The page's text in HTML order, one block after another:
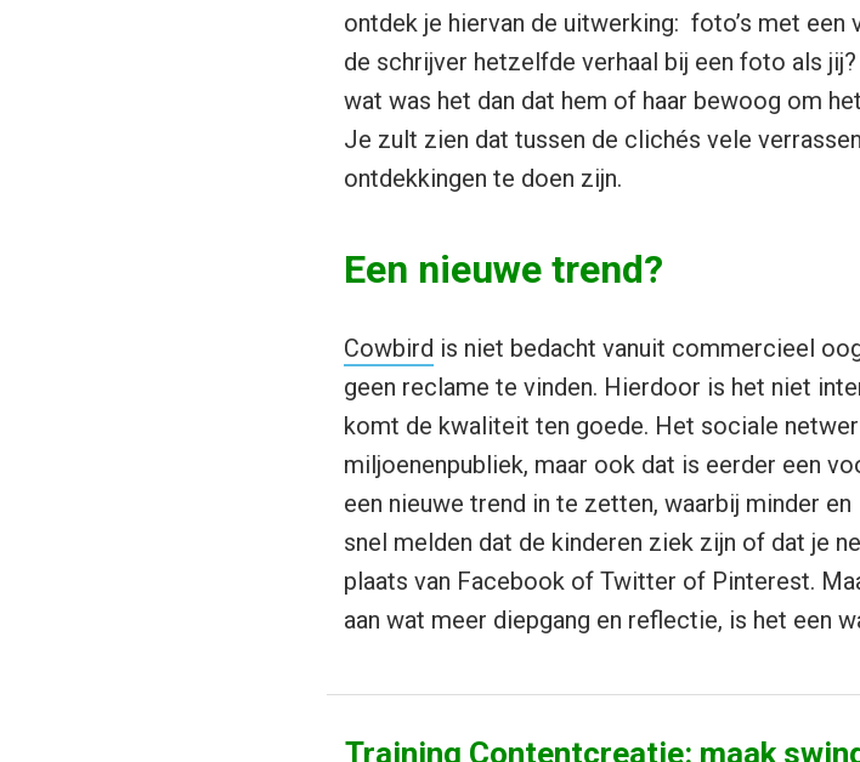
ontdek je hiervan de uitwerking: foto’s met een
de schrijver hetzelfde verhaal bij een foto als jij?
wat was het dan dat hem of haar bewoog om
Je zult zien dat tussen de clichés vele
ontdekkingen te doen zijn.
Een nieuwe trend?
Cowbird is niet bedacht vanuit commercieel
geen reclame te vinden. Hierdoor is het niet
komt de kwaliteit ten goede. Het sociale
miljoenenpubliek, maar ook dat is eerder een
een nieuwe trend in te zetten, waarbij minder
snel melden dat de kinderen ziek zijn of dat je
plaats van Facebook of Twitter of Pinterest.
aan wat meer diepgang en reflectie, is het een
Training Contentcreatie: maak